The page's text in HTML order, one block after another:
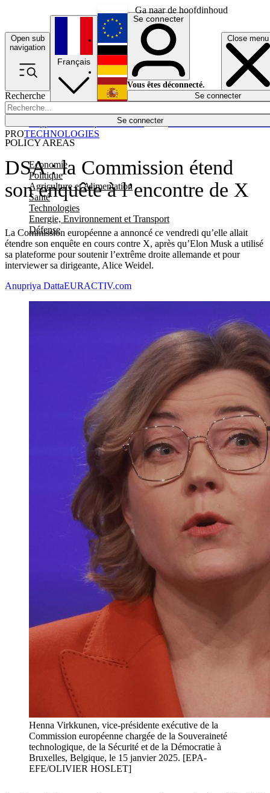
Ga naar de hoofdinhoud
Open sub
navigation
Close menu
Recherche
Se connecter
POLICY AREAS
Economie
Politique
Agriculture et Alimentation
Santé
Technologies
Energie, Environnement et Transport
Défense
Économie
Français
English
Deutsch
Español
Se connecter
Vous êtes déconnecté.
Se connecter
DSA : la Commission étend
son enquête à l’encontre de X
La Commission européenne a annoncé ce vendredi qu’elle allait
étendre son enquête en cours contre X, après qu’Elon Musk a utilisé
sa plateforme pour soutenir l’extrême droite allemande et pour
interviewer sa dirigeante, Alice Weidel.
PROTECHNOLOGIES
Anupriya DattaEURACTIV.com
Henna Virkkunen, vice-présidente exécutive de la
Commission européenne chargée de la Souveraineté
technologique, de la Sécurité et de la Démocratie à
Bruxelles, Belgique, le 15 janvier 2025. [EPA-
EFE/OLIVIER HOSLET]